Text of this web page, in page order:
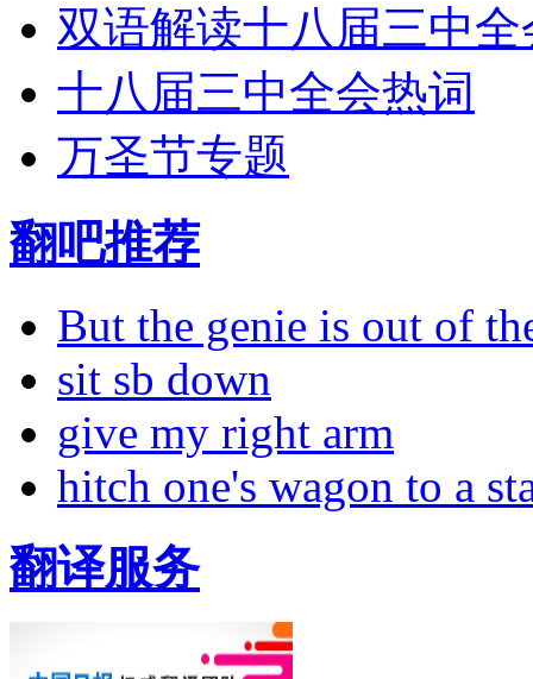
双语解读十八届三中全
十八届三中全会热词
万圣节专题
翻吧推荐
But the genie is out of
sit sb down
give my right arm
hitch one's wagon to a
翻译服务